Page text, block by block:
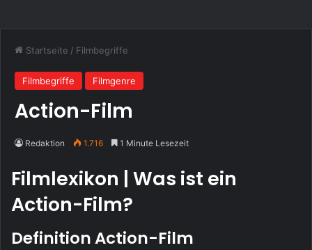
Startseite / Filmbegriffe
Filmbegriffe Filmgenre
Action-Film
Redaktion 1.716 1 Minute Lesezeit
Filmlexikon | Was ist ein
Action-Film?
Definition Action-Film